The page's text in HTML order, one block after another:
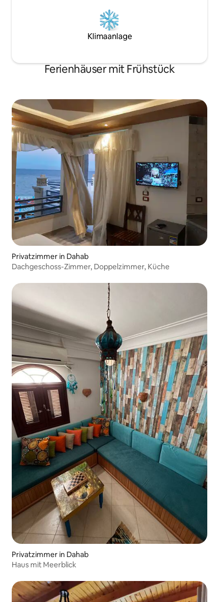
Klimaanlage
Ferienhäuser mit Frühstück
Privatzimmer in Dahab
Dachgeschoss-Zimmer, Doppelzimmer, Küche
Privatzimmer in Dahab
Haus mit Meerblick